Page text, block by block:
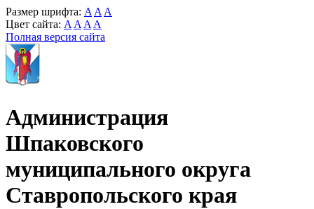
Размер шрифта: A A A
Цвет сайта: A A A A
Полная версия сайта
Администрация
Шпаковского
муниципального округа
Ставропольского края